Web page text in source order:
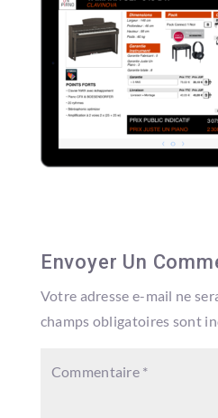
Envoyer Un
Votre adresse e-mail ne
champs obligatoires sont